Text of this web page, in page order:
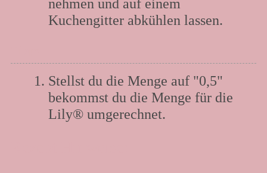
nehmen und auf einem
Kuchengitter abkühlen lassen.
Stellst du die Menge auf "0,5"
bekommst du die Menge für die
Lily® umgerechnet.